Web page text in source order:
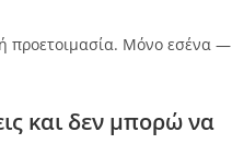
προετοιμασία. Μόνο εσένα —
και δεν μπορώ να